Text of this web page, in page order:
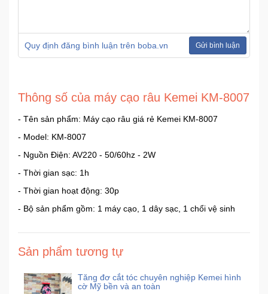
Quy định đăng bình luận trên boba.vn Gửi bình luận
Thông số của máy cạo râu Kemei KM-8007
- Tên sản phẩm: Máy cạo râu giá rẻ Kemei KM-8007
- Model: KM-8007
- Nguồn Điện: AV220 - 50/60hz - 2W
- Thời gian sạc: 1h
- Thời gian hoạt động: 30p
- Bộ sản phẩm gồm: 1 máy cạo, 1 dây sạc, 1 chổi vệ sinh
Sản phẩm tương tự
Tăng đơ cắt tóc chuyên nghiệp Kemei hình
cờ Mỹ bền và an toàn